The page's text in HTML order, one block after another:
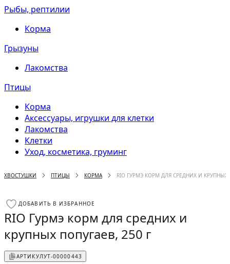
Рыбы, рептилии
Корма
Грызуны
Лакомства
Птицы
Корма
Аксессуары, игрушки для клетки
Лакомства
Клетки
Уход, косметика, груминг
ХВОСТУШКИ ПТИЦЫ КОРМА RIO ГУРМЭ КОРМ ДЛЯ СРЕДНИХ И КРУПНЫХ
ДОБАВИТЬ В ИЗБРАННОЕ
RIO Гурмэ корм для средних и
крупных попугаев, 250 г
АРТИКУЛУТ-00000443